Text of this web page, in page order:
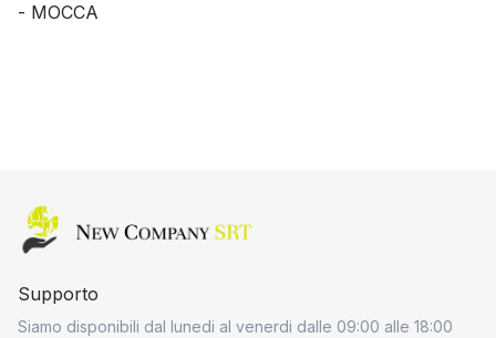
- MOCCA
Home page
Supporto
Siamo disponibili dal lunedi al venerdi dalle 09:00 alle 18:00